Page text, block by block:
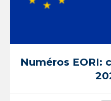
Numéros EORI: